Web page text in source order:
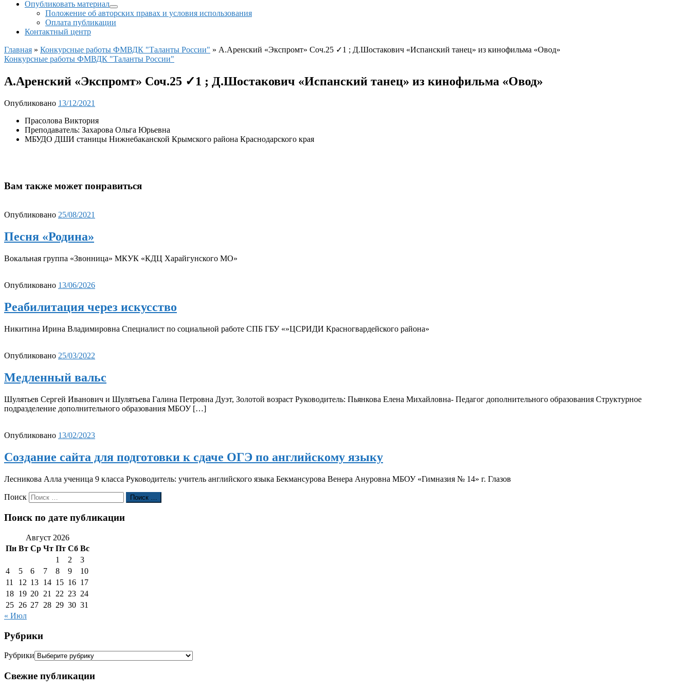
Опубликовать материал
Положение об авторских правах и условия использования
Оплата публикации
Контактный центр
Главная » Конкурсные работы ФМВДК "Таланты России" » А.Аренский «Экспромт» Соч.25 ✓1 ; Д.Шостакович «Испанский танец» из кинофильма «Овод»
Конкурсные работы ФМВДК "Таланты России"
А.Аренский «Экспромт» Соч.25 ✓1 ; Д.Шостакович «Испанский танец» из кинофильма «Овод»
Опубликовано 13/12/2021
Прасолова Виктория
Преподаватель: Захарова Ольга Юрьевна
МБУДО ДШИ станицы Нижнебаканской Крымского района Краснодарского края
Вам также может понравиться
Опубликовано 25/08/2021
Песня «Родина»
Вокальная группа «Звонница» МКУК «КДЦ Харайгунского МО»
Опубликовано 13/06/2026
Реабилитация через искусство
Никитина Ирина Владимировна Специалист по социальной работе СПБ ГБУ «»ЦСРИДИ Красногвардейского района»
Опубликовано 25/03/2022
Медленный вальс
Шулятьев Сергей Иванович и Шулятьева Галина Петровна Дуэт, Золотой возраст Руководитель: Пьянкова Елена Михайловна- Педагог дополнительного образования Структурное
подразделение дополнительного образования МБОУ […]
Опубликовано 13/02/2023
Создание сайта для подготовки к сдаче ОГЭ по английскому языку
Лесникова Алла ученица 9 класса Руководитель: учитель английского языка Бекмансурова Венера Ануровна МБОУ «Гимназия № 14» г. Глазов
Поиск Поиск …
Поиск по дате публикации
Август 2026
Пн Вт Ср Чт Пт Сб Вс
1
2
3
4
5 6 7 8 9
10
11
12 13 14 15 16 17
18 19 20 21 22 23 24
25 26 27 28 29 30 31
« Июл
Рубрики
Рубрики
Свежие публикации